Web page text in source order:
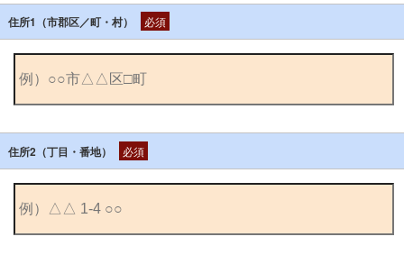
住所1（市郡区／町・村） 必須
住所2（丁目・番地） 必須